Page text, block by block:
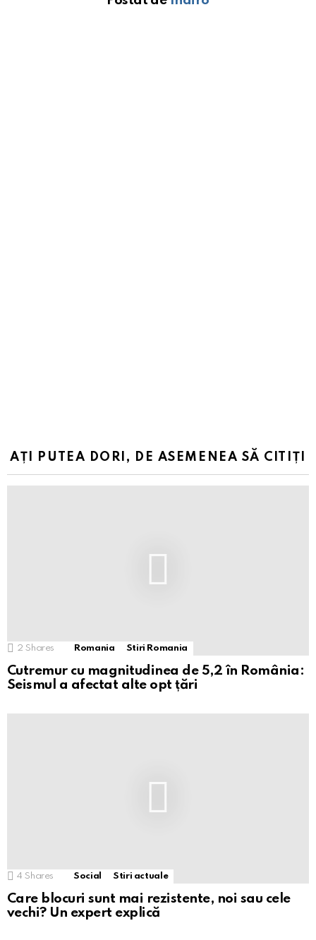
AȚI PUTEA DORI, DE ASEMENEA SĂ CITIȚI
2 Shares Romania Stiri Romania
Cutremur cu magnitudinea de 5,2 în România:
Seismul a afectat alte opt țări
4 Shares Social Stiri actuale
Care blocuri sunt mai rezistente, noi sau cele
vechi? Un expert explică